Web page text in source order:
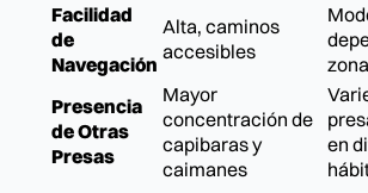
Facilidad
de
Navegación
Alta, caminos
accesibles
zona
Presencia
de Otras
Presas
Mayor
concentración de
capibaras y
caimanes
en